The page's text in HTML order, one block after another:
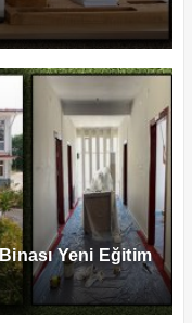
Yeni Eğitim